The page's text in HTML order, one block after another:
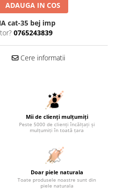
ADAUGA IN COS
cat-35 bej imp
0765243839
Cere informatii
Mii de clienți mulțumiți
Peste 5000 de clienți încălțați și
mulțumiți în toată țara
Doar piele naturala
Toate produsele noastre sunt din
piele naturala